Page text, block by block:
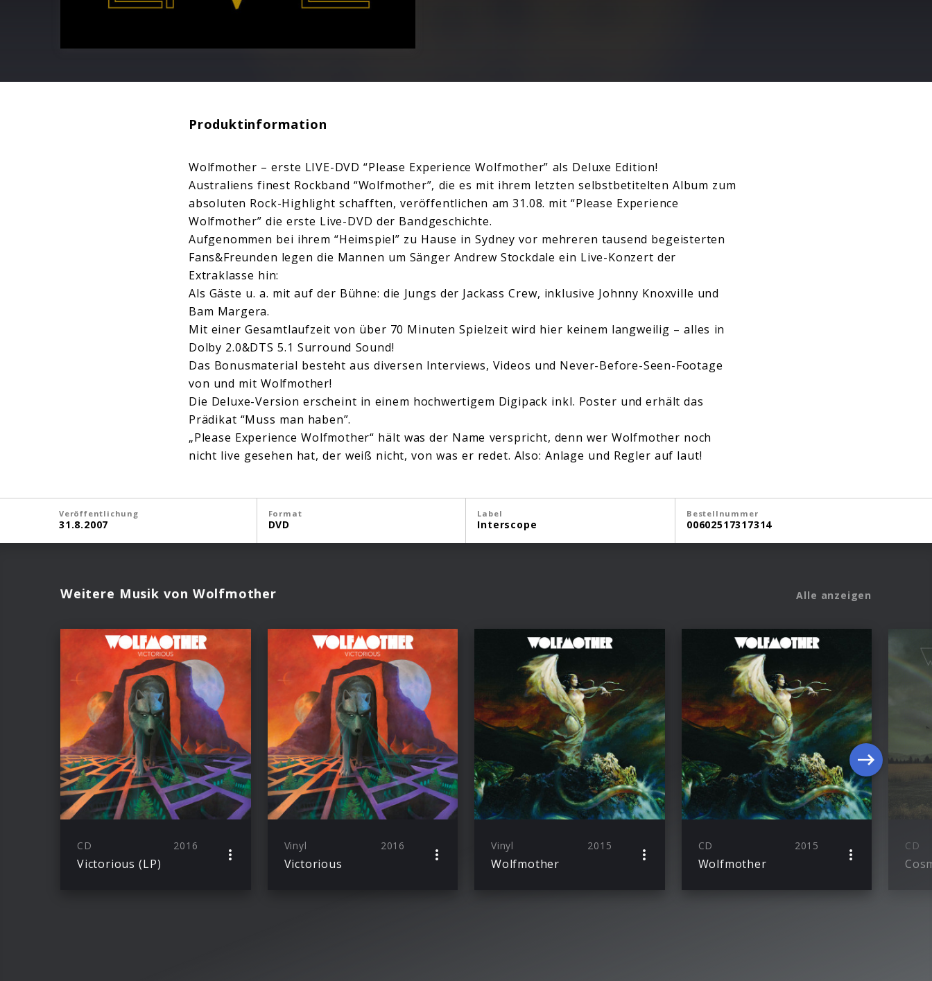
Produktinformation
Wolfmother – erste LIVE-DVD “Please Experience Wolfmother” als Deluxe Edition!
Australiens finest Rockband “Wolfmother”, die es mit ihrem letzten selbstbetitelten Album zum
absoluten Rock-Highlight schafften, veröffentlichen am 31.08. mit “Please Experience
Wolfmother” die erste Live-DVD der Bandgeschichte.
Aufgenommen bei ihrem “Heimspiel” zu Hause in Sydney vor mehreren tausend begeisterten
Fans&Freunden legen die Mannen um Sänger Andrew Stockdale ein Live-Konzert der
Extraklasse hin:
Als Gäste u. a. mit auf der Bühne: die Jungs der Jackass Crew, inklusive Johnny Knoxville und
Bam Margera.
Mit einer Gesamtlaufzeit von über 70 Minuten Spielzeit wird hier keinem langweilig – alles in
Dolby 2.0&DTS 5.1 Surround Sound!
Das Bonusmaterial besteht aus diversen Interviews, Videos und Never-Before-Seen-Footage
von und mit Wolfmother!
Die Deluxe-Version erscheint in einem hochwertigem Digipack inkl. Poster und erhält das
Prädikat “Muss man haben”.
„Please Experience Wolfmother“ hält was der Name verspricht, denn wer Wolfmother noch
nicht live gesehen hat, der weiß nicht, von was er redet. Also: Anlage und Regler auf laut!
Veröffentlichung
31.8.2007
Format
DVD
Label
Interscope
Bestellnummer
00602517317314
Weitere Musik von Wolfmother Alle anzeigen
CD 2016
Victorious (LP)
Vinyl 2016
Victorious
Vinyl 2015
Wolfmother
CD 2015
Wolfmother
CD